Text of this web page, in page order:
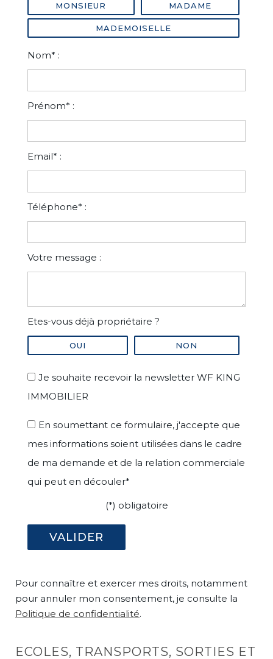
MONSIEUR MADAME
MADEMOISELLE
Nom* :
Prénom* :
Email* :
Téléphone* :
Votre message :
Etes-vous déjà propriétaire ?
OUI NON
Je souhaite recevoir la newsletter WF KING
IMMOBILIER
En soumettant ce formulaire, j'accepte que
mes informations soient utilisées dans le cadre
de ma demande et de la relation commerciale
qui peut en découler*
(*) obligatoire
Pour connaître et exercer mes droits, notamment
pour annuler mon consentement, je consulte la
Politique de confidentialité.
ECOLES, TRANSPORTS, SORTIES ET